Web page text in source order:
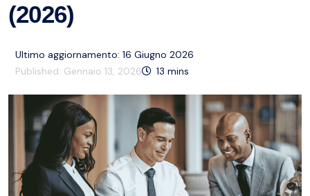
(2026)
Ultimo aggiornamento: 16 Giugno 2026
Published: Gennaio 13, 2026 13 mins